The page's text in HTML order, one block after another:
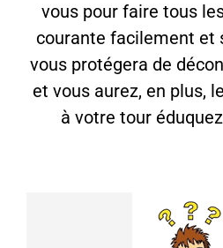
vous pour faire tous
courante facilement et
vous protégera de
et vous aurez, en plus,
à votre tour